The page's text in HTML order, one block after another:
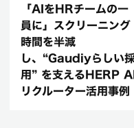
「AIをHRチームの一
員に」スクリーニング
時間を半減
し、“Gaudiyらしい
用” を支えるHERP
リクルーター活用事例